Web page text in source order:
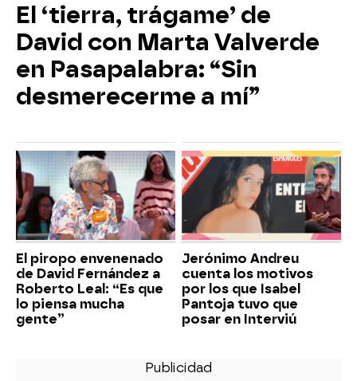
El ‘tierra, trágame’ de
David con Marta Valverde
en Pasapalabra: “Sin
desmerecerme a mí”
El piropo envenenado
de David Fernández a
Roberto Leal: “Es que
lo piensa mucha
gente”
Jerónimo Andreu
cuenta los motivos
por los que Isabel
Pantoja tuvo que
posar en Interviú